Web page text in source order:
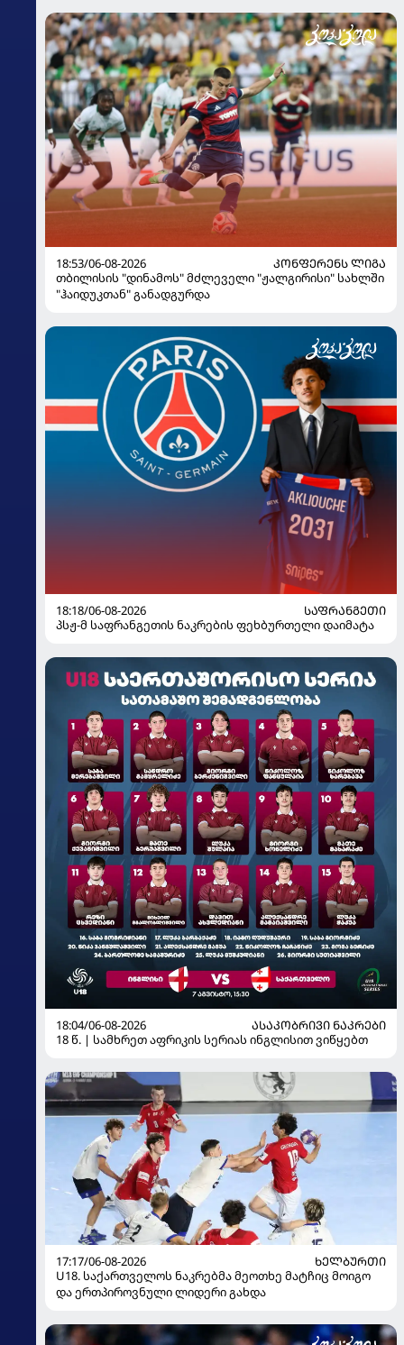
18:53/06-08-2026
ᲙᲝᲜᲤᲔᲠᲔᲜᲡ ᲚᲘᲒᲐ
თბილისის "დინამოს" მძლეველი "ჟალგირისი" სახლში
"ჰაიდუკთან" განადგურდა
18:18/06-08-2026
ᲡᲐᲤᲠᲐᲜᲒᲔᲗᲘ
პსჟ-მ საფრანგეთის ნაკრების ფეხბურთელი დაიმატა
18:04/06-08-2026
ᲐᲡᲐᲙᲝᲑᲠᲘᲕᲘ ᲜᲐᲙᲠᲔᲑᲘ
18 წ. | სამხრეთ აფრიკის სერიას ინგლისით ვიწყებთ
17:17/06-08-2026
ᲮᲔᲚᲑᲣᲠᲗᲘ
U18. საქართველოს ნაკრებმა მეოთხე მატჩიც მოიგო
და ერთპიროვნული ლიდერი გახდა